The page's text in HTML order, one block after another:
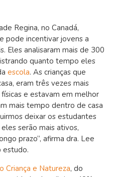
Regina, no Canadá,
pode incentivar jovens a
Eles analisaram mais de 300
quanto tempo eles
escola. As crianças que
eram três vezes mais
e estavam em melhor
mais tempo dentro de casa
deixar os estudantes
serão mais ativos,
prazo”, afirma dra. Lee
estudo.
Criança e Natureza, do